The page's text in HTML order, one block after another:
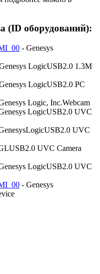
(ID оборудований):
- Genesys
LogicUSB2.0 1.3M
LogicUSB2.0 PC
Logic, Inc.Webcam
LogicUSB2.0 UVC
UVC
UVC Camera
LogicUSB2.0 UVC
- Genesys